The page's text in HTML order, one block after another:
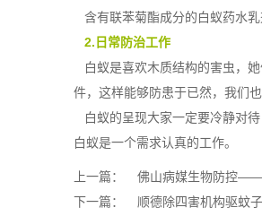
含有联苯菊酯成分的白蚁药水
2.日常防治工作
白蚁是喜欢木质结构的害虫，她
件，这样能够防患于已然，我们
白蚁的呈现大家一定要冷静对
白蚁是一个需求认真的工作。
上一篇：
佛山病媒生物防控——
下一篇：
顺德除四害机构驱蚊